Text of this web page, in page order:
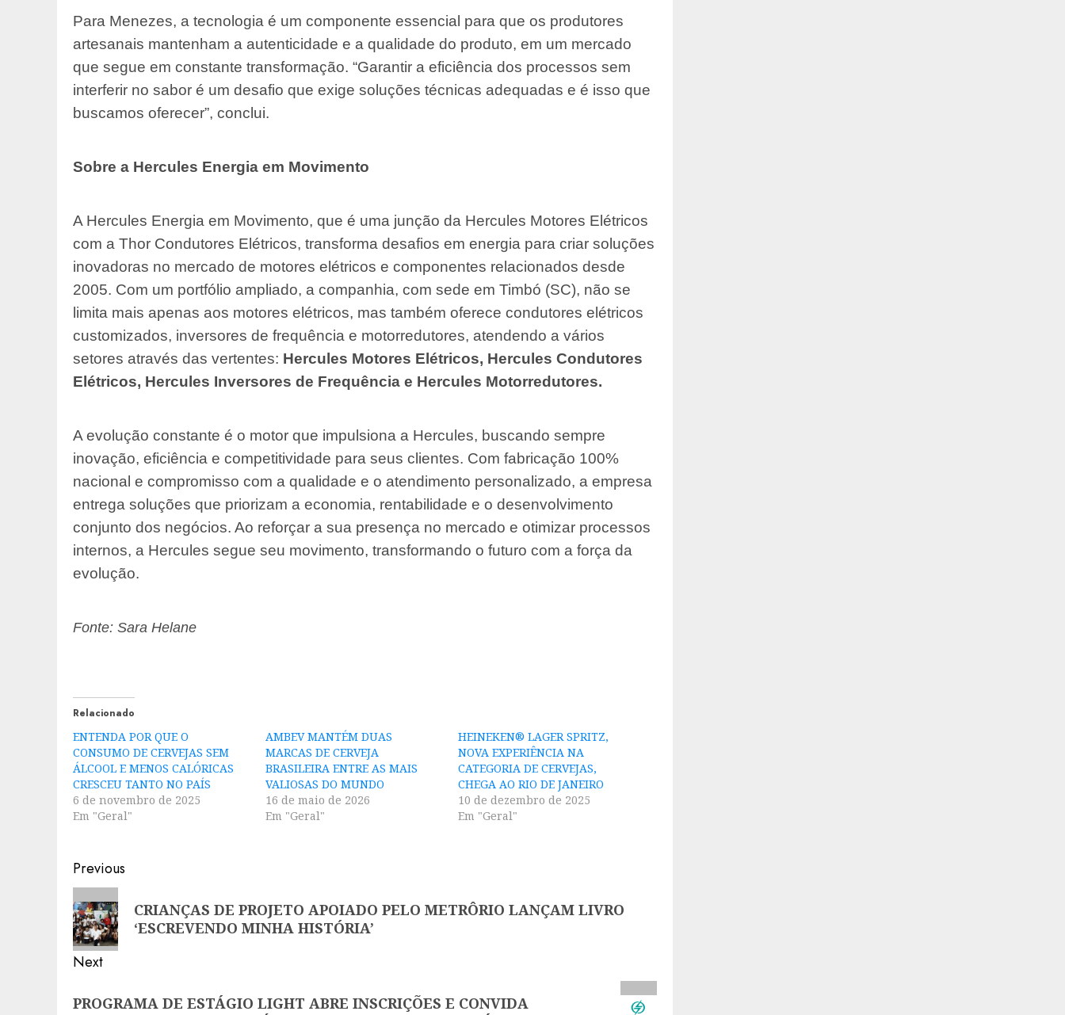
Para Menezes, a tecnologia é um componente essencial para que os produtores
artesanais mantenham a autenticidade e a qualidade do produto, em um mercado
que segue em constante transformação. “Garantir a eficiência dos processos sem
interferir no sabor é um desafio que exige soluções técnicas adequadas e é isso que
buscamos oferecer”, conclui.
Sobre a Hercules Energia em Movimento
A Hercules Energia em Movimento, que é uma junção da Hercules Motores Elétricos
com a Thor Condutores Elétricos, transforma desafios em energia para criar soluções
inovadoras no mercado de motores elétricos e componentes relacionados desde
2005. Com um portfólio ampliado, a companhia, com sede em Timbó (SC), não se
limita mais apenas aos motores elétricos, mas também oferece condutores elétricos
customizados, inversores de frequência e motorredutores, atendendo a vários
setores através das vertentes: Hercules Motores Elétricos, Hercules Condutores
Elétricos, Hercules Inversores de Frequência e Hercules Motorredutores.
A evolução constante é o motor que impulsiona a Hercules, buscando sempre
inovação, eficiência e competitividade para seus clientes. Com fabricação 100%
nacional e compromisso com a qualidade e o atendimento personalizado, a empresa
entrega soluções que priorizam a economia, rentabilidade e o desenvolvimento
conjunto dos negócios. Ao reforçar a sua presença no mercado e otimizar processos
internos, a Hercules segue seu movimento, transformando o futuro com a força da
evolução.
Fonte: Sara Helane
Relacionado
ENTENDA POR QUE O
CONSUMO DE CERVEJAS SEM
ÁLCOOL E MENOS CALÓRICAS
CRESCEU TANTO NO PAÍS
6 de novembro de 2025
Em "Geral"
AMBEV MANTÉM DUAS
MARCAS DE CERVEJA
BRASILEIRA ENTRE AS MAIS
VALIOSAS DO MUNDO
16 de maio de 2026
Em "Geral"
HEINEKEN® LAGER SPRITZ,
NOVA EXPERIÊNCIA NA
CATEGORIA DE CERVEJAS,
CHEGA AO RIO DE JANEIRO
10 de dezembro de 2025
Em "Geral"
Post
navigation
Previous
Previous
post:
CRIANÇAS DE PROJETO APOIADO PELO METRÔRIO LANÇAM LIVRO
‘ESCREVENDO MINHA HISTÓRIA’
Next
PROGRAMA DE ESTÁGIO LIGHT ABRE INSCRIÇÕES E CONVIDA